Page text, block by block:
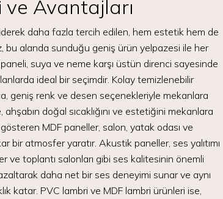
Avantajları
daha fazla tercih edilen, hem estetik hem de
bu alanda sunduğu geniş ürün yelpazesi ile her
suya ve neme karşı üstün direnci sayesinde
ideal bir seçimdir. Kolay temizlenebilir
geniş renk ve desen seçenekleriyle mekanlara
doğal sıcaklığını ve estetiğini mekanlara
MDF paneller, salon, yatak odası ve
bir atmosfer yaratır. Akustik paneller, ses yalıtımı
ve toplantı salonları gibi ses kalitesinin önemli
daha net bir ses deneyimi sunar ve aynı
katar. PVC lambri ve MDF lambri ürünleri ise,